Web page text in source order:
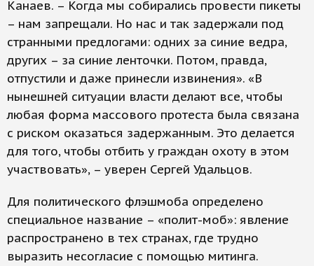
Канаев. – Когда мы собирались провести пикеты
– нам запрещали. Но нас и так задержали под
странными предлогами: одних за синие ведра,
других – за синие ленточки. Потом, правда,
отпустили и даже принесли извинения». «В
нынешней ситуации власти делают все, чтобы
любая форма массового протеста была связана
с риском оказаться задержанным. Это делается
для того, чтобы отбить у граждан охоту в этом
участвовать», – уверен Сергей Удальцов.
Для политического флэшмоба определено
специальное название – «полит-моб»: явление
распространено в тех странах, где трудно
выразить несогласие с помощью митинга.